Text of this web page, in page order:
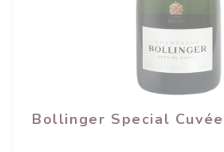
Bollinger Special